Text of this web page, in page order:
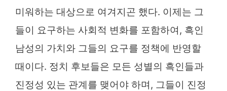
미워하는 대상으로 여겨지곤 했다. 이제는 그
들이 요구하는 사회적 변화를 포함하여, 흑인
남성의 가치와 그들의 요구를 정책에 반영할
때이다. 정치 후보들은 모든 성별의 흑인들과
진정성 있는 관계를 맺어야 하며, 그들이 진정